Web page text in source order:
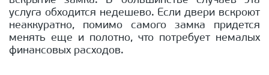
услуга обходится недешево. Если двери вскроют
неаккуратно, помимо самого замка придется
менять еще и полотно, что потребует немалых
финансовых расходов.